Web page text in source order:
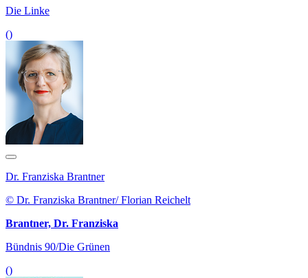
Die Linke
()
Dr. Franziska Brantner
© Dr. Franziska Brantner/ Florian Reichelt
Brantner, Dr. Franziska
Bündnis 90/Die Grünen
()